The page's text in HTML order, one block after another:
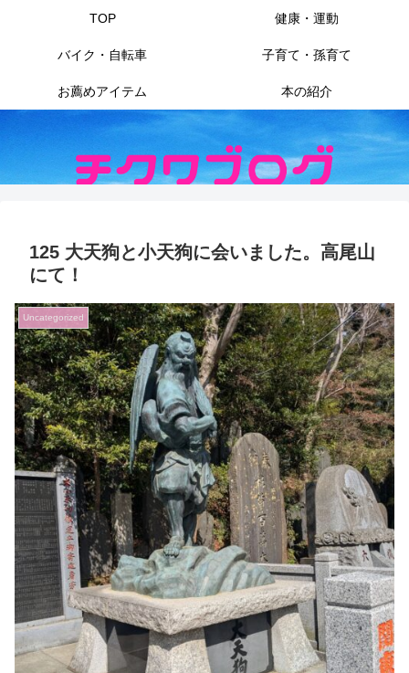
TOP 健康・運動
バイク・自転車 子育て・孫育て
お薦めアイテム 本の紹介
125 大天狗と小天狗に会いました。高尾山
にて！
Uncategorized